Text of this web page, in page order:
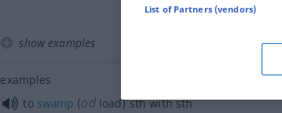
show examples
examples
to swamp (odload)sthwithsth
List of Partners (vendors)